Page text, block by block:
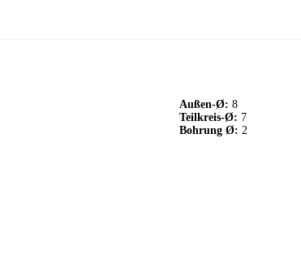
Außen-Ø: 8
Teilkreis-Ø: 7
Bohrung Ø: 2